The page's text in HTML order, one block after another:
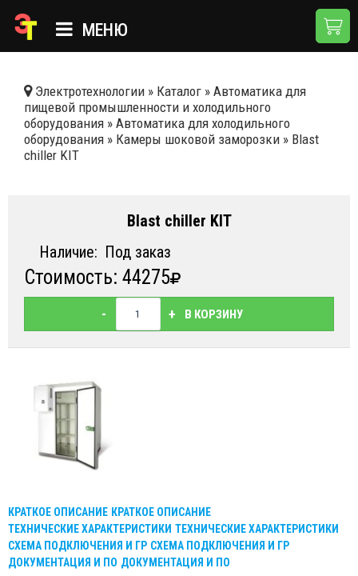
МЕНЮ
КАТАЛОГ
О КОМПАНИИ
ДОСТАВКА И ОПЛАТА
КОНТАКТЫ
Электротехнологии » Каталог » Автоматика для
пищевой промышленности и холодильного
оборудования » Автоматика для холодильного
оборудования » Камеры шоковой заморозки » Blast
chiller KIT
Blast chiller KIT
Наличие: Под заказ
Стоимость: 44275
- + В КОРЗИНУ
КРАТКОЕ ОПИСАНИЕ КРАТКОЕ ОПИСАНИЕ
ТЕХНИЧЕСКИЕ ХАРАКТЕРИСТИКИ ТЕХНИЧЕСКИЕ ХАРАКТЕРИСТИКИ
СХЕМА ПОДКЛЮЧЕНИЯ И ГР СХЕМА ПОДКЛЮЧЕНИЯ И ГР
ДОКУМЕНТАЦИЯ И ПО ДОКУМЕНТАЦИЯ И ПО